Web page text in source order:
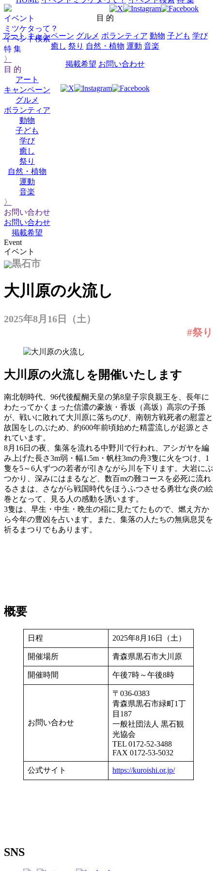
イベント
ミツケタって？
イベント検索
特 集
〉
目 的
アート
キャンペーン
グルメ
ボランティア
動物
子ども
学び
癒し
祭り
自然・植物
運動
音楽
〉
お問い合わせ
お問い合わせ
掲載希望
目 的
アート キャンペーン グルメ ボランティア 動物 子ども 学び
癒し 祭り 自然・植物 運動 音楽
掲載希望 お問い合わせ
Event
イベント
黒石市
大川原の火流し
2025年8月16日（土）
#祭り
大川原の火流しを開催いたします
南北朝時代、96代後醍醐天皇の第8皇子宗良親王を、長年に
わたってかくまった信濃の豪族・香坂（高坂）高宗の子孫
が、戦いに敗れて大川原に落ちのび、南朝方戦死者の慰霊と
故国をしのぶため、約600年前頃始めた精霊流しが起源とさ
れています。
8月16日の夜、集落を流れる中野川で行われ、アシガヤを編
み上げた長さ3m弱・幅1.5m・帆柱3mの舟3隻に火をつけ、1
隻を5～6人ずつの若者が引きながら川を下ります。大岩にぶ
つかり、深みにはまるなど、数百mの難コースを必死に流れ
るさまは、さながら戦国時代をほうふつさせる勇壮な炎の絵
巻となって、見る人の感動を誘います。
3隻は、早生・中生・晩生の稲に見たてたもので、燃え方か
ら今年の豊凶を占います。また、集落の人たちの無病息災を
祈るまつりでもあります。
概要
日程 2025年8月16日（土）
開催場所 青森県黒石市大川原
開催時間 午後7時～午後8時
お問い合わせ
〒036-0383
青森県黒石市緑町1丁
目187
一般社団法人 黒石観
光協会
TEL 0172-52-3488
FAX 0172-53-5032
公式サイト https://kuroishi.or.jp/
SNS